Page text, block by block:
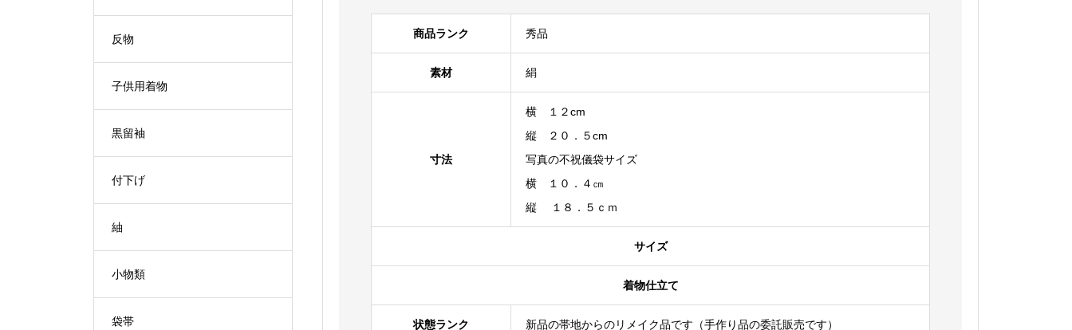
商品ランク 秀品
素材 絹
寸法
横 １２cm
縦 ２０．５cm
写真の不祝儀袋サイズ
横 １０．４㎝
縦 １８．５ｃｍ
サイズ
着物仕立て
状態ランク 新品の帯地からのリメイク品です（手作り品の委託販売です）
反物
子供用着物
黒留袖
付下げ
紬
小物類
袋帯